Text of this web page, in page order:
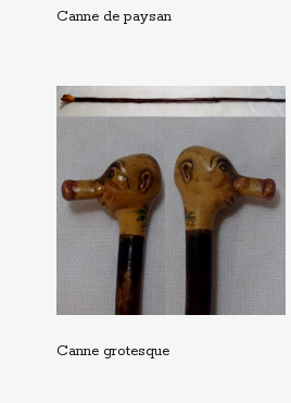
Canne de paysan
Canne grotesque